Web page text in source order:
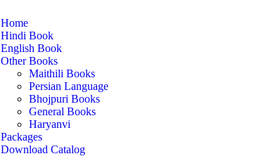
Home
Hindi Book
English Book
Other Books
Maithili Books
Persian Language
Bhojpuri Books
General Books
Haryanvi
Packages
Download Catalog